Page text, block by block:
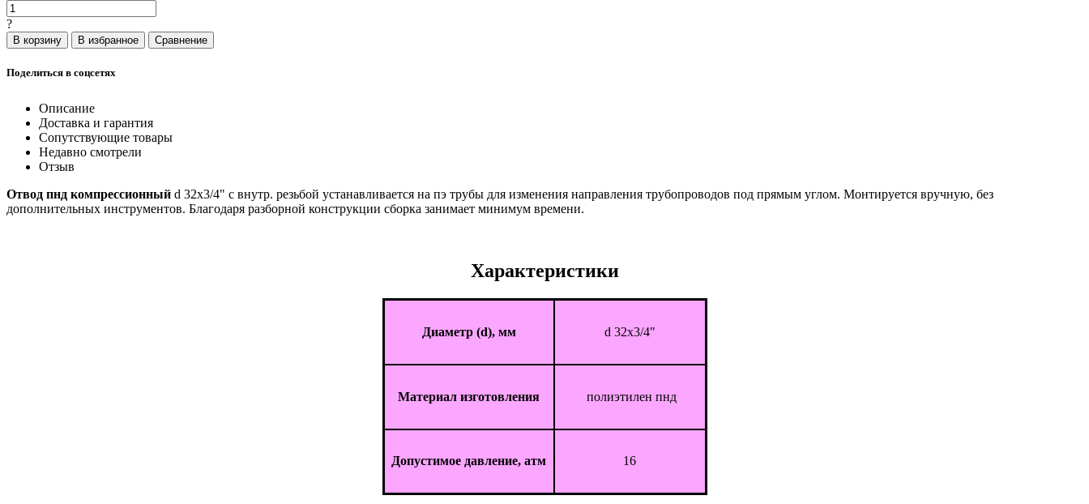
?
Поделиться в соцсетях
Описание
Доставка и гарантия
Сопутствующие товары
Недавно смотрели
Отзыв
Отвод пнд компрессионный d 32x3/4" с внутр. резьбой устанавливается на пэ трубы для изменения направления трубопроводов под прямым углом. Монтируется вручную, без
дополнительных инструментов. Благодаря разборной конструкции сборка занимает минимум времени.
Характеристики
Диаметр (d), мм d 32x3/4"
Материал изготовления полиэтилен пнд
Допустимое давление, атм 16